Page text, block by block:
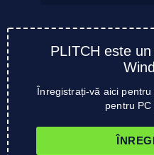
PLITCH este
Înregistrați-vă aici
pentru